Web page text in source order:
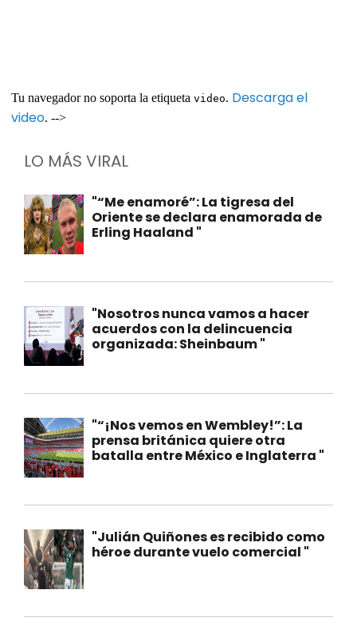
Tu navegador no soporta la etiqueta video. Descarga el
video. -->
LO MÁS VIRAL
"“Me enamoré”: La tigresa del
Oriente se declara enamorada de
Erling Haaland "
"Nosotros nunca vamos a hacer
acuerdos con la delincuencia
organizada: Sheinbaum "
"“¡Nos vemos en Wembley!”: La
prensa británica quiere otra
batalla entre México e Inglaterra "
"Julián Quiñones es recibido como
héroe durante vuelo comercial "